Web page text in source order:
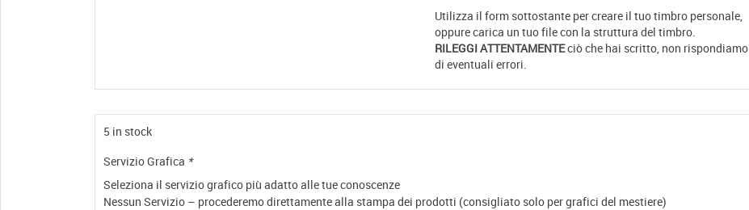
Utilizza il form sottostante per creare il tuo timbro personale,
oppure carica un tuo file con la struttura del timbro.
RILEGGI ATTENTAMENTEciò che hai scritto, non rispondiamo
di eventuali errori.
5 in stock
Servizio Grafica *
Seleziona il servizio grafico più adatto alle tue conoscenze
Nessun Servizio – procederemo direttamente alla stampa dei prodotti (consigliato solo per grafici del mestiere)